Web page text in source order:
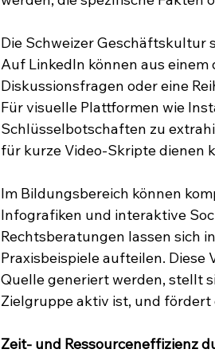
Die Schweizer Geschäftskultur
Auf LinkedIn können aus
Diskussionsfragen oder eine
Für visuelle Plattformen wie
Schlüsselbotschaften zu
für kurze Video-Skripte dienen
Im Bildungsbereich können
Infografiken und interaktive
Rechtsberatungen lassen sich
Praxisbeispiele aufteilen. Diese
Quelle generiert werden, stellt
Zielgruppe aktiv ist, und
Zeit- und Ressourceneffizienz